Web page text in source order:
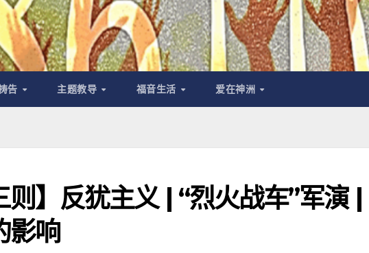
告 主题教导 福音生活 爱在神洲
则】反犹主义 | “烈火战车”军演 |
影响